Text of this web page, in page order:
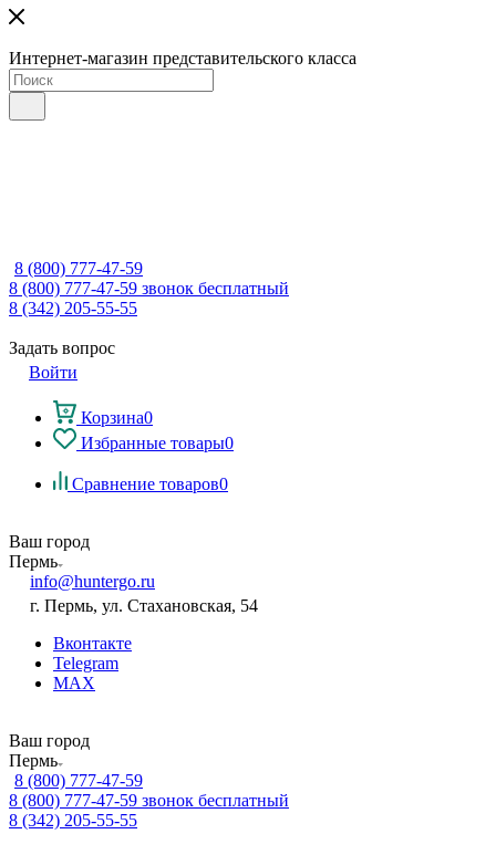
Интернет-магазин представительского класса
8 (800) 777-47-59
8 (800) 777-47-59 звонок бесплатный
8 (342) 205-55-55
Задать вопрос
Войти
Корзина0
Избранные товары0
Сравнение товаров0
Ваш город
Пермь
info@huntergo.ru
г. Пермь, ул. Стахановская, 54
Вконтакте
Telegram
MAX
Ваш город
Пермь
8 (800) 777-47-59
8 (800) 777-47-59 звонок бесплатный
8 (342) 205-55-55